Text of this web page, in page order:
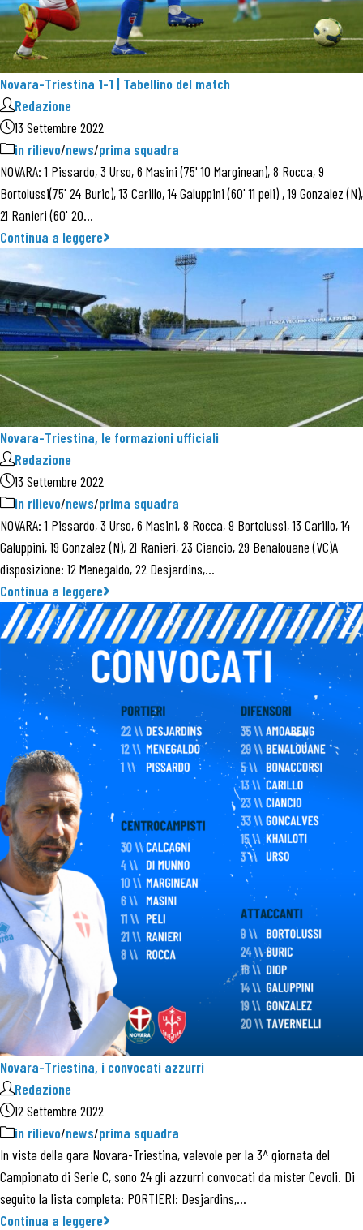
Novara-Triestina 1-1 | Tabellino del match
Redazione
13 Settembre 2022
in rilievo/news/prima squadra
NOVARA: 1 Pissardo, 3 Urso, 6 Masini (75' 10 Marginean), 8 Rocca, 9
Bortolussi(75' 24 Buric), 13 Carillo, 14 Galuppini (60' 11 peli) , 19 Gonzalez (N),
21 Ranieri (60' 20…
Continua a leggere
Novara-Triestina, le formazioni ufficiali
Redazione
13 Settembre 2022
in rilievo/news/prima squadra
NOVARA: 1 Pissardo, 3 Urso, 6 Masini, 8 Rocca, 9 Bortolussi, 13 Carillo, 14
Galuppini, 19 Gonzalez (N), 21 Ranieri, 23 Ciancio, 29 Benalouane (VC)A
disposizione: 12 Menegaldo, 22 Desjardins,…
Continua a leggere
Novara-Triestina, i convocati azzurri
Redazione
12 Settembre 2022
in rilievo/news/prima squadra
In vista della gara Novara-Triestina, valevole per la 3^ giornata del
Campionato di Serie C, sono 24 gli azzurri convocati da mister Cevoli. Di
seguito la lista completa: PORTIERI: Desjardins,…
Continua a leggere